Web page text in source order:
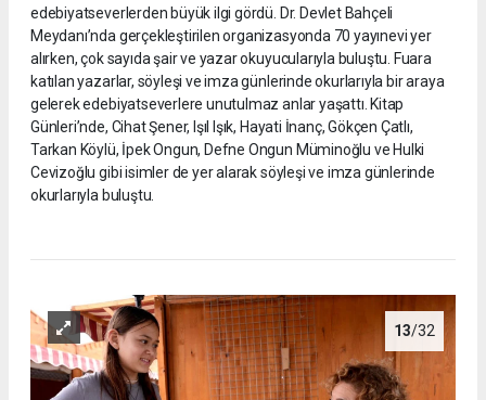
edebiyatseverlerden büyük ilgi gördü. Dr. Devlet Bahçeli
Meydanı’nda gerçekleştirilen organizasyonda 70 yayınevi yer
alırken, çok sayıda şair ve yazar okuyucularıyla buluştu. Fuara
katılan yazarlar, söyleşi ve imza günlerinde okurlarıyla bir araya
gelerek edebiyatseverlere unutulmaz anlar yaşattı. Kitap
Günleri’nde, Cihat Şener, Işıl Işık, Hayati İnanç, Gökçen Çatlı,
Tarkan Köylü, İpek Ongun, Defne Ongun Müminoğlu ve Hulki
Cevizoğlu gibi isimler de yer alarak söyleşi ve imza günlerinde
okurlarıyla buluştu.
13/32